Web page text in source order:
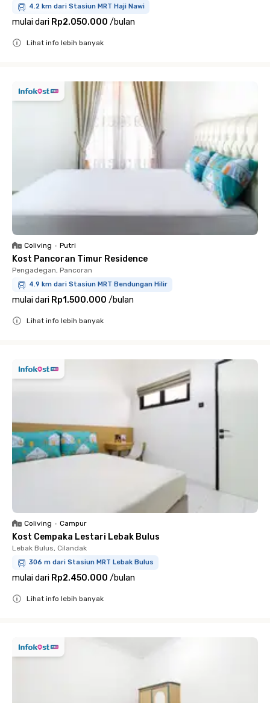
4.2 km dari Stasiun MRT Haji Nawi
mulai dari Rp2.050.000 /bulan
Lihat info lebih banyak
Coliving • Putri
Kost Pancoran Timur Residence
Pengadegan, Pancoran
4.9 km dari Stasiun MRT Bendungan Hilir
mulai dari Rp1.500.000 /bulan
Lihat info lebih banyak
Coliving • Campur
Kost Cempaka Lestari Lebak Bulus
Lebak Bulus, Cilandak
306 m dari Stasiun MRT Lebak Bulus
mulai dari Rp2.450.000 /bulan
Lihat info lebih banyak